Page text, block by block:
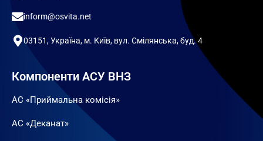
inform@osvita.net
03151, Україна, м. Київ, вул. Смілянська, буд. 4
Компоненти АСУ ВНЗ
АС «Приймальна комісія»
АС «Деканат»